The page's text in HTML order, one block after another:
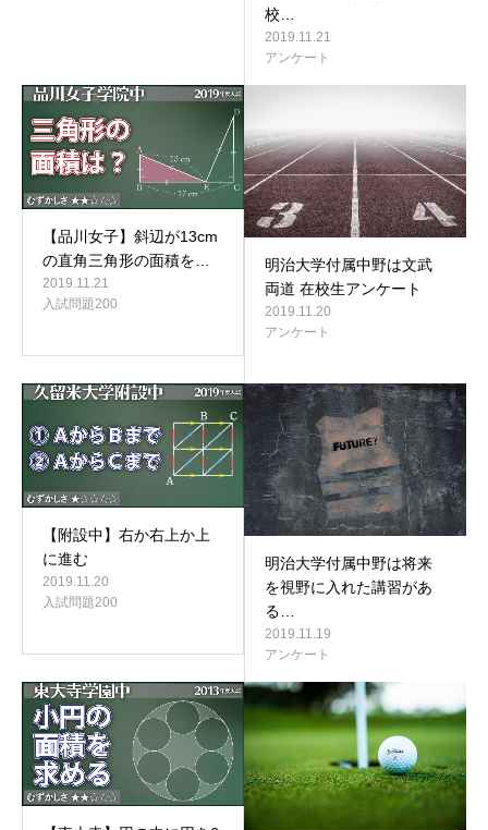
校…
2019.11.21
アンケート
【品川女子】斜辺が13cm
の直角三角形の面積を…
2019.11.21
入試問題200
明治大学付属中野は文武
両道 在校生アンケート
2019.11.20
アンケート
【附設中】右か右上か上
に進む
2019.11.20
入試問題200
明治大学付属中野は将来
を視野に入れた講習があ
る…
2019.11.19
アンケート